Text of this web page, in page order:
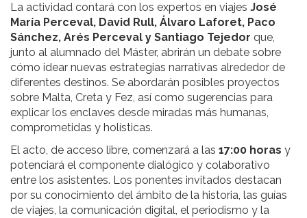
La actividad contará con los expertos en viajes José
María Perceval, David Rull, Álvaro Laforet, Paco
Sánchez, Arés Perceval y Santiago Tejedor que,
junto al alumnado del Máster, abrirán un debate sobre
cómo idear nuevas estrategias narrativas alrededor de
diferentes destinos. Se abordarán posibles proyectos
sobre Malta, Creta y Fez, así como sugerencias para
explicar los enclaves desde miradas más humanas,
comprometidas y holísticas.
El acto, de acceso libre, comenzará a las 17:00 horas y
potenciará el componente dialógico y colaborativo
entre los asistentes. Los ponentes invitados destacan
por su conocimiento del ámbito de la historia, las guías
de viajes, la comunicación digital, el periodismo y la